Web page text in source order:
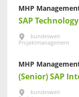
MHP
SAP
bundesweit
Projektmanagement
MHP
(Senior) SAP
bundesweit